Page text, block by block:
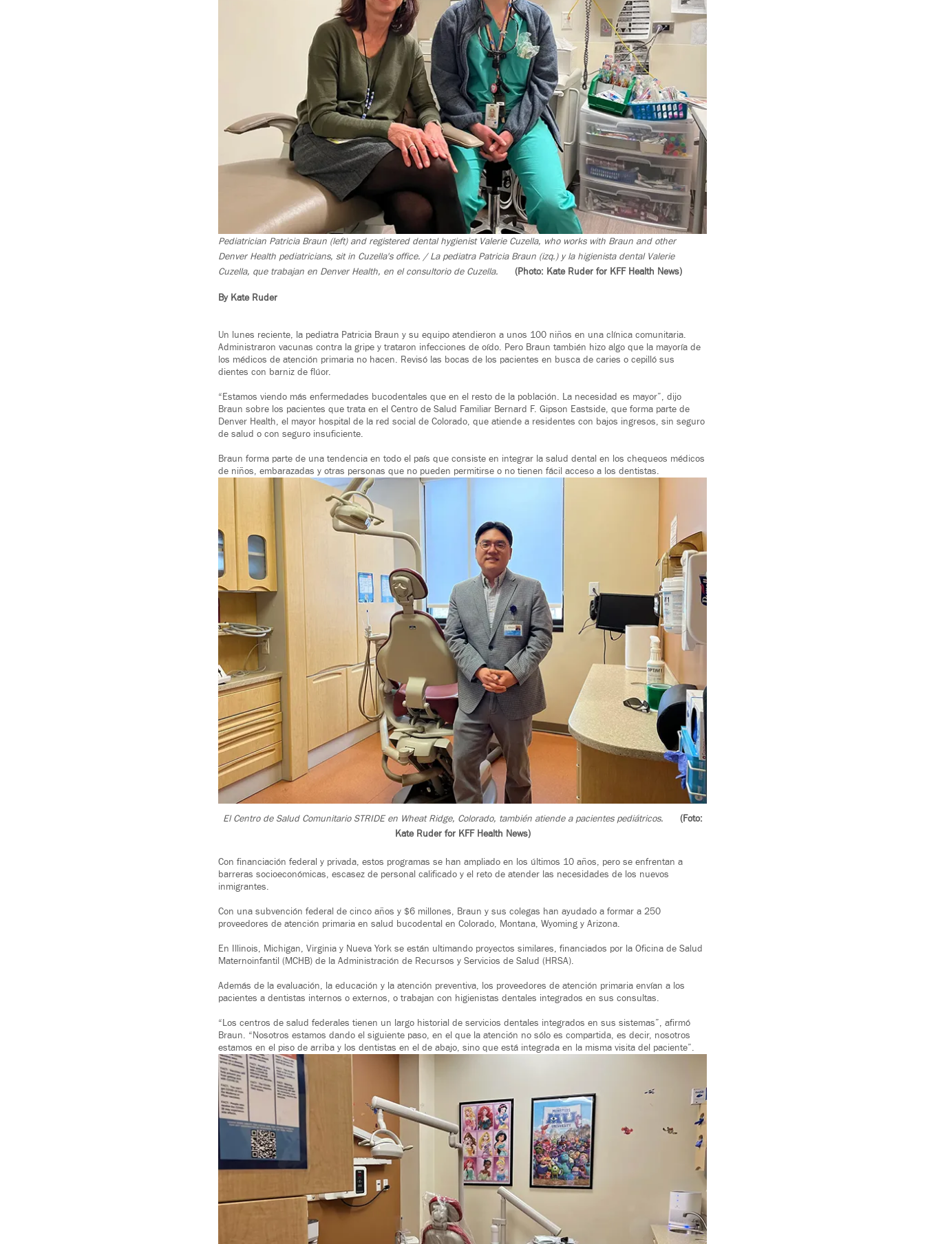
Pediatrician Patricia Braun (left) and registered dental hygienist Valerie Cuzella, who works with Braun and other
Denver Health pediatricians, sit in Cuzella's office. / La pediatra Patricia Braun (izq.) y la higienista dental Valerie
Cuzella, que trabajan en Denver Health, en el consultorio de Cuzella.
(Photo: Kate Ruder for KFF Health News)
By Kate Ruder
Un lunes reciente, la pediatra Patricia Braun y su equipo atendieron a unos 100 niños en una clínica comunitaria.
Administraron vacunas contra la gripe y trataron infecciones de oído. Pero Braun también hizo algo que la mayoría de
los médicos de atención primaria no hacen. Revisó las bocas de los pacientes en busca de caries o cepilló sus
dientes con barniz de flúor.
“Estamos viendo más enfermedades bucodentales que en el resto de la población. La necesidad es mayor”, dijo
Braun sobre los pacientes que trata en el Centro de Salud Familiar Bernard F. Gipson Eastside, que forma parte de
Denver Health, el mayor hospital de la red social de Colorado, que atiende a residentes con bajos ingresos, sin seguro
de salud o con seguro insuficiente.
Braun forma parte de una tendencia en todo el país que consiste en integrar la salud dental en los chequeos médicos
de niños, embarazadas y otras personas que no pueden permitirse o no tienen fácil acceso a los dentistas.
El Centro de Salud Comunitario STRIDE en Wheat Ridge, Colorado, también atiende a pacientes pediátricos.
(Foto:
Kate Ruder for KFF Health News)
Con financiación federal y privada, estos programas se han ampliado en los últimos 10 años, pero se enfrentan a
barreras socioeconómicas, escasez de personal calificado y el reto de atender las necesidades de los nuevos
inmigrantes.
Con una subvención federal de cinco años y $6 millones, Braun y sus colegas han ayudado a formar a 250
proveedores de atención primaria en salud bucodental en Colorado, Montana, Wyoming y Arizona.
En Illinois, Michigan, Virginia y Nueva York se están ultimando proyectos similares, financiados por la Oficina de Salud
Maternoinfantil (MCHB) de la Administración de Recursos y Servicios de Salud (HRSA).
Además de la evaluación, la educación y la atención preventiva, los proveedores de atención primaria envían a los
pacientes a dentistas internos o externos, o trabajan con higienistas dentales integrados en sus consultas.
“Los centros de salud federales tienen un largo historial de servicios dentales integrados en sus sistemas”, afirmó
Braun. “Nosotros estamos dando el siguiente paso, en el que la atención no sólo es compartida, es decir, nosotros
estamos en el piso de arriba y los dentistas en el de abajo, sino que está integrada en la misma visita del paciente”.